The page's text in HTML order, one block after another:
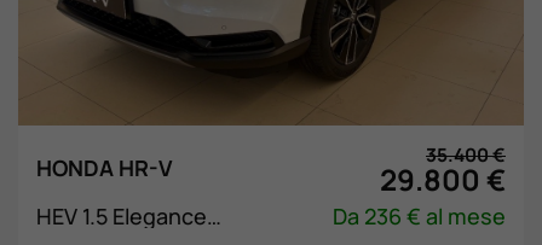
Mondo Honda
HONDA HR-V 35.400 €
29.800 €
HEV 1.5 Elegance eCVT Da 236 € al mese